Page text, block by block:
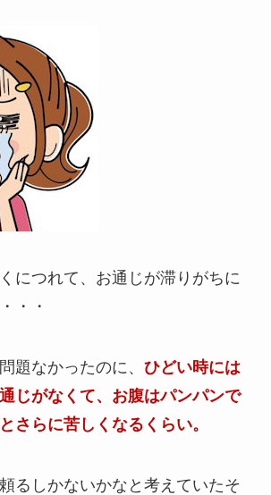
につれて、お通じが滞りがちに
・・
題なかったのに、 ひどい時には
じがなくて、お腹はパンパンで
さらに苦しくなるくらい。
るしかないかなと考えていたそ